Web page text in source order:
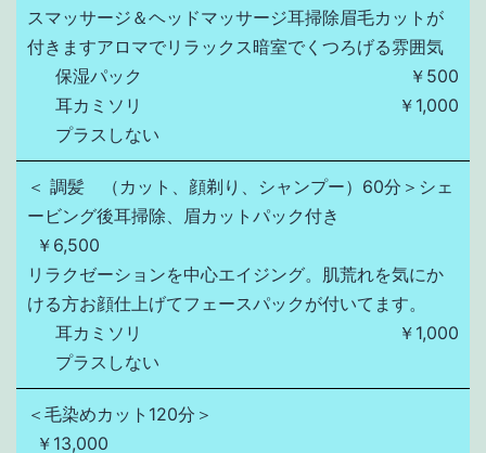
スマッサージ＆ヘッドマッサージ耳掃除眉毛カットが
付きますアロマでリラックス暗室でくつろげる雰囲気
保湿パック
￥500
耳カミソリ
￥1,000
プラスしない
＜ 調髪 （カット、顔剃り、シャンプー）60分＞シェ
ービング後耳掃除、眉カットパック付き
￥6,500
リラクゼーションを中心エイジング。肌荒れを気にか
ける方お顔仕上げてフェースパックが付いてます。
耳カミソリ
￥1,000
プラスしない
＜毛染めカット120分＞
￥13,000